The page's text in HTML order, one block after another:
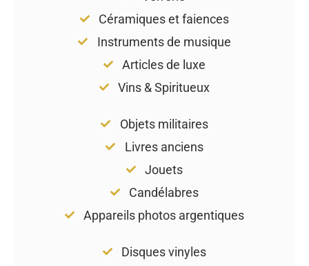
Céramiques et faiences
Instruments de musique
Articles de luxe
Vins & Spiritueux
Objets militaires
Livres anciens
Jouets
Candélabres
Appareils photos argentiques
Disques vinyles